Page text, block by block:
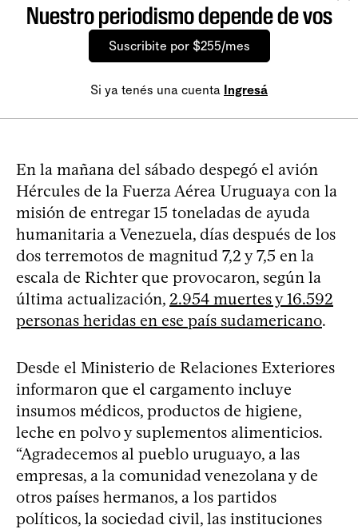
Nuestro periodismo depende de vos
Suscribite por $255/mes
Si ya tenés una cuenta Ingresá
En la mañana del sábado despegó el avión
Hércules de la Fuerza Aérea Uruguaya con la
misión de entregar 15 toneladas de ayuda
humanitaria a Venezuela, días después de los
dos terremotos de magnitud 7,2 y 7,5 en la
escala de Richter que provocaron, según la
última actualización, 2.954 muertes y 16.592
personas heridas en ese país sudamericano.
Desde el Ministerio de Relaciones Exteriores
informaron que el cargamento incluye
insumos médicos, productos de higiene,
leche en polvo y suplementos alimenticios.
“Agradecemos al pueblo uruguayo, a las
empresas, a la comunidad venezolana y de
otros países hermanos, a los partidos
políticos, la sociedad civil, las instituciones